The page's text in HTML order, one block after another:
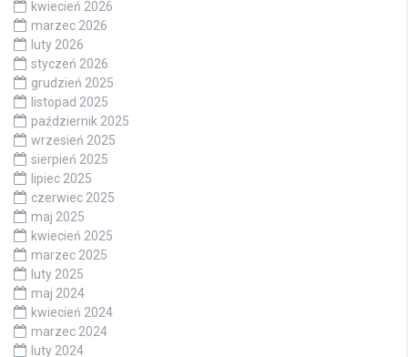
kwiecień 2026
marzec 2026
luty 2026
styczeń 2026
grudzień 2025
listopad 2025
październik 2025
wrzesień 2025
sierpień 2025
lipiec 2025
czerwiec 2025
maj 2025
kwiecień 2025
marzec 2025
luty 2025
maj 2024
kwiecień 2024
marzec 2024
luty 2024